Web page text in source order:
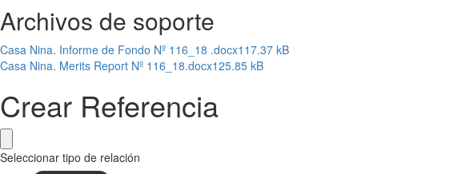
Archivos de soporte
Casa Nina. Informe de Fondo Nº 116_18 .docx117.37 kB
Casa Nina. Merits Report Nº 116_18.docx125.85 kB
Crear Referencia
Seleccionar tipo de relación